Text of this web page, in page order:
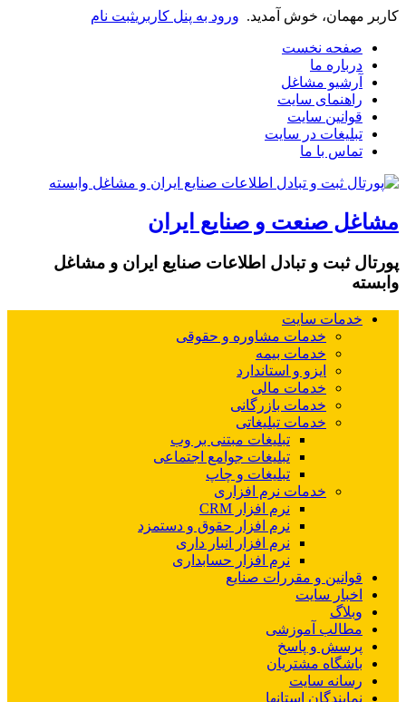
کاربر مهمان، خوش آمدید. ورود به پنل کاربریثبت نام
صفحه نخست
درباره ما
آرشیو مشاغل
راهنمای سایت
قوانین سایت
تبلیغات در سایت
تماس با ما
مشاغل صنعت و صنایع ایران
پورتال ثبت و تبادل اطلاعات صنایع ایران و مشاغل
وابسته
خدمات سایت
خدمات مشاوره و حقوقی
خدمات بیمه
ایزو و استاندارد
خدمات مالی
خدمات بازرگانی
خدمات تبلیغاتی
تبلیغات مبتنی بر وب
تبلیغات جوامع اجتماعی
تبلیغات و چاپ
خدمات نرم افزاری
نرم افزار CRM
نرم افزار حقوق و دستمزد
نرم افزار انبار داری
نرم افزار حسابداری
قوانین و مقررات صنایع
اخبار سایت
وبلاگ
مطالب آموزشی
پرسش و پاسخ
باشگاه مشتریان
رسانه سایت
نمایندگان استانها